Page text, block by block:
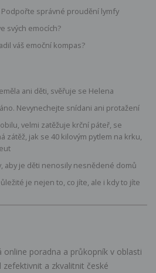
správné proudění lymfy
svých emocích?
váš emoční kompas?
ani děti, svěřuje se Helena
Nevynechejte snídani ani protažení
velmi zatěžuje krční páteř, se
zátěž, jak se 40 kilovým pytlem na krku,
aby je děti nenosily nesnědené domů
je nejen to, co jíte, ale i kdy to jíte
online poradna a průkopník v oblasti
a zkvalitnit české